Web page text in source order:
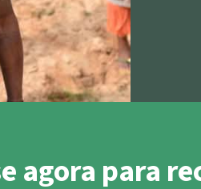
agora para